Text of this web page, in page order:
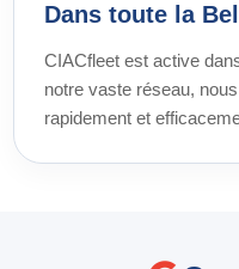
Dans toute la
CIACfleet est active
notre vaste réseau,
rapidement et